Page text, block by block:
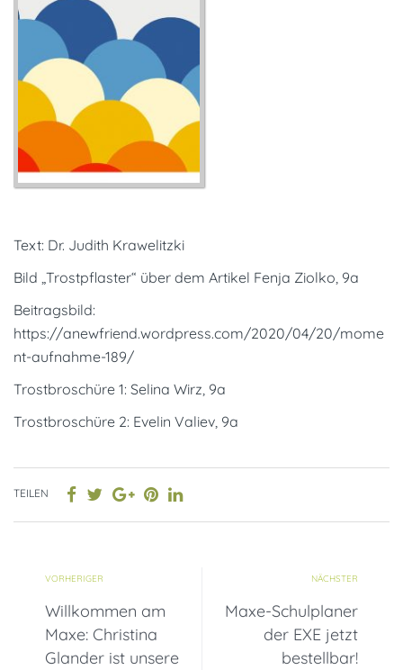
Text: Dr. Judith Krawelitzki
Bild „Trostpflaster“ über dem Artikel Fenja Ziolko, 9a
Beitragsbild:
https://anewfriend.wordpress.com/2020/04/20/mome
nt-aufnahme-189/
Trostbroschüre 1: Selina Wirz, 9a
Trostbroschüre 2: Evelin Valiev, 9a
TEILEN
VORHERIGER
Willkommen am
Maxe: Christina
Glander ist unsere
NÄCHSTER
Maxe-Schulplaner
der EXE jetzt
bestellbar!